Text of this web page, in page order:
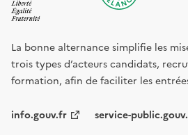
La bonne alternance simplifie les
trois types d’acteurs candidats,
formation, afin de faciliter les
info.gouv.fr service-